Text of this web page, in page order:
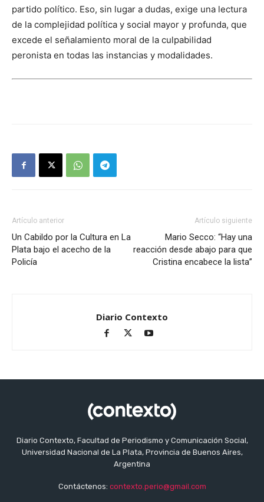
partido político. Eso, sin lugar a dudas, exige una lectura
de la complejidad política y social mayor y profunda, que
excede el señalamiento moral de la culpabilidad
peronista en todas las instancias y modalidades.
Artículo anterior
Un Cabildo por la Cultura en La
Plata bajo el acecho de la
Policía
Artículo siguiente
Mario Secco: “Hay una
reacción desde abajo para que
Cristina encabece la lista”
Diario Contexto
Diario Contexto, Facultad de Periodismo y Comunicación Social,
Universidad Nacional de La Plata, Provincia de Buenos Aires,
Argentina
Contáctenos: contexto.perio@gmail.com